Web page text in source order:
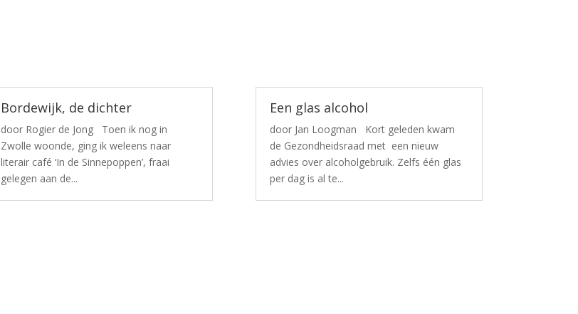
Bordewijk, de dichter
door Rogier de Jong Toen ik nog in
Zwolle woonde, ging ik weleens naar
literair café ‘In de Sinnepoppen’, fraai
gelegen aan de...
Een glas alcohol
door Jan Loogman Kort geleden kwam
de Gezondheidsraad met een nieuw
advies over alcoholgebruik. Zelfs één glas
per dag is al te...